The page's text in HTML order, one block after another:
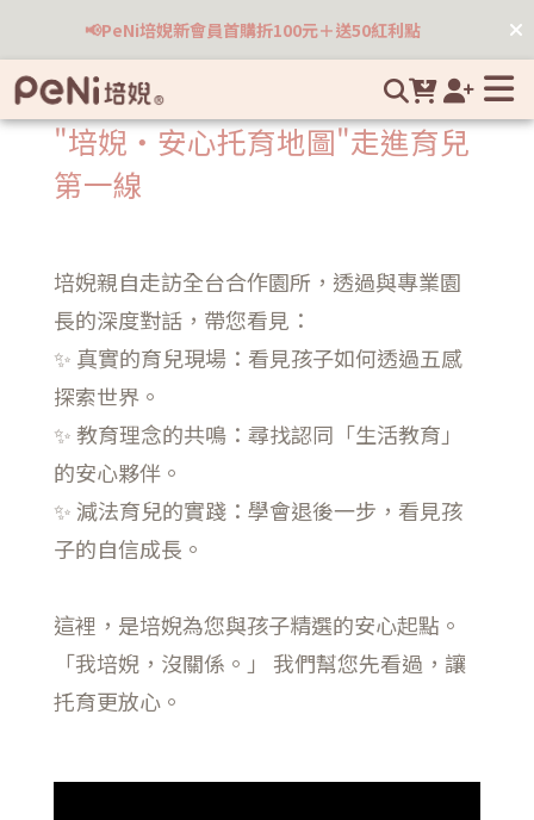
📢PeNi培婗新會員首購折100元＋送50紅利點
"培婗・安心托育地圖"走進育兒
第一線
培婗親自走訪全台合作園所，透過與專業園
長的深度對話，帶您看見：
✨ 真實的育兒現場：看見孩子如何透過五感
探索世界。
✨ 教育理念的共鳴：尋找認同「生活教育」
的安心夥伴。
✨ 減法育兒的實踐：學會退後一步，看見孩
子的自信成長。
這裡，是培婗為您與孩子精選的安心起點。
「我培婗，沒關係。」 我們幫您先看過，讓
托育更放心。